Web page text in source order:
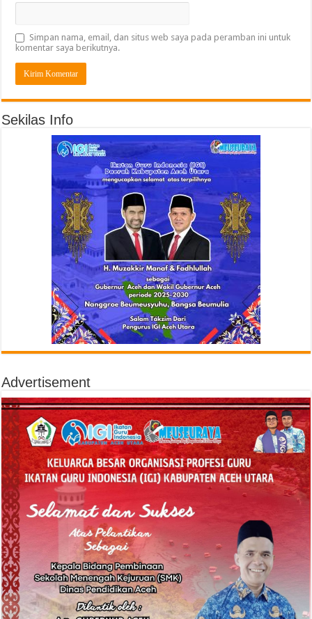
Simpan nama, email, dan situs web saya pada peramban ini untuk
komentar saya berikutnya.
Sekilas Info
Advertisement